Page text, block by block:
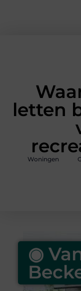
letten
Woningen
◉